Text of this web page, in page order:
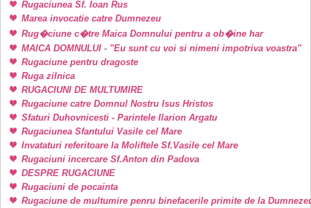
Rugaciunea Sf. Ioan Rus
Marea invocatie catre Dumnezeu
Rug�ciune c�tre Maica Domnului pentru a ob�ine har
MAICA DOMNULUI - "Eu sunt cu voi si nimeni impotriva voastra"
Rugaciune pentru dragoste
Ruga zilnica
RUGACIUNI DE MULTUMIRE
Rugaciune catre Domnul Nostru Isus Hristos
Sfaturi Duhovnicesti - Parintele Ilarion Argatu
Rugaciunea Sfantului Vasile cel Mare
Invataturi referitoare la Moliftele Sf.Vasile cel Mare
Rugaciuni incercare Sf.Anton din Padova
DESPRE RUGACIUNE
Rugaciuni de pocainta
Rugaciune de multumire penru binefacerile primite de la